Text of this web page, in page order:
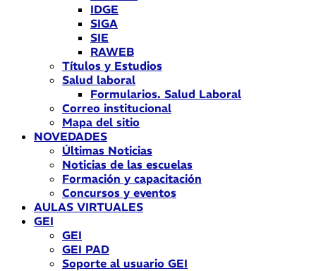
IDGE
SIGA
SIE
RAWEB
Títulos y Estudios
Salud laboral
Formularios. Salud Laboral
Correo institucional
Mapa del sitio
NOVEDADES
Últimas Noticias
Noticias de las escuelas
Formación y capacitación
Concursos y eventos
AULAS VIRTUALES
GEI
GEI
GEI PAD
Soporte al usuario GEI